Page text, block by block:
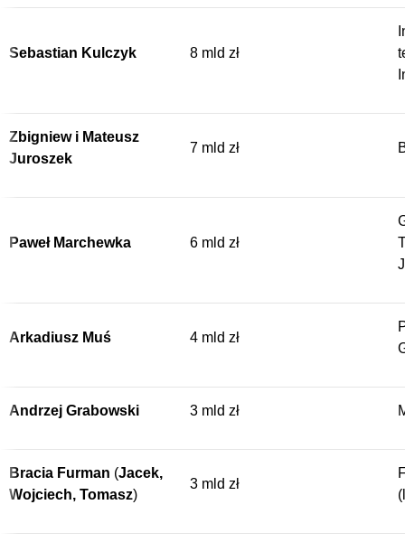
Sebastian Kulczyk 8 mld zł
Zbigniew i Mateusz
Juroszek
7 mld zł
Paweł Marchewka 6 mld zł
Arkadiusz Muś 4 mld zł
Andrzej Grabowski 3 mld zł
Bracia Furman (Jacek,
Wojciech, Tomasz)
3 mld zł